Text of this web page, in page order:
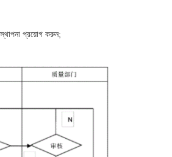
প্রয়োগ করুন;